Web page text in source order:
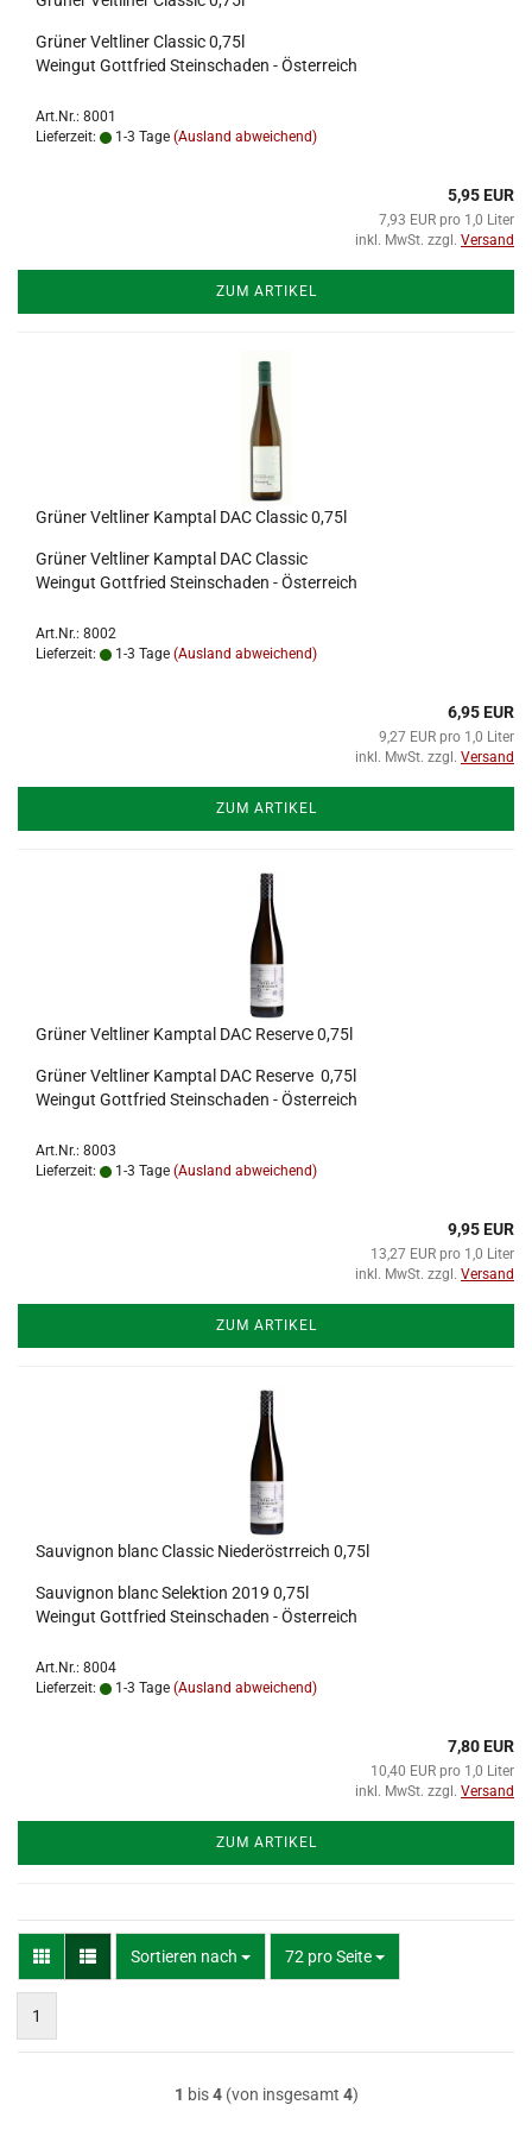
Grüner Veltliner Classic 0,75l
Weingut Gottfried Steinschaden - Österreich
Art.Nr.: 8001
Lieferzeit:
1-3 Tage (Ausland abweichend)
5,95 EUR
7,93 EUR pro 1,0 Liter
inkl. MwSt. zzgl. Versand
ZUM ARTIKEL
Grüner Veltliner Kamptal DAC Classic 0,75l
Grüner Veltliner Kamptal DAC Classic
Weingut Gottfried Steinschaden - Österreich
Art.Nr.: 8002
Lieferzeit:
1-3 Tage (Ausland abweichend)
6,95 EUR
9,27 EUR pro 1,0 Liter
inkl. MwSt. zzgl. Versand
ZUM ARTIKEL
Grüner Veltliner Kamptal DAC Reserve 0,75l
Grüner Veltliner Kamptal DAC Reserve 0,75l
Weingut Gottfried Steinschaden - Österreich
Art.Nr.: 8003
Lieferzeit:
1-3 Tage (Ausland abweichend)
9,95 EUR
13,27 EUR pro 1,0 Liter
inkl. MwSt. zzgl. Versand
ZUM ARTIKEL
Sauvignon blanc Classic Niederöstrreich 0,75l
Sauvignon blanc Selektion 2019 0,75l
Weingut Gottfried Steinschaden - Österreich
Art.Nr.: 8004
Lieferzeit:
1-3 Tage (Ausland abweichend)
7,80 EUR
10,40 EUR pro 1,0 Liter
inkl. MwSt. zzgl. Versand
ZUM ARTIKEL
Sortieren nach
Sortieren nach 72 pro Seite
pro Seite
1
1 bis4(von insgesamt 4)